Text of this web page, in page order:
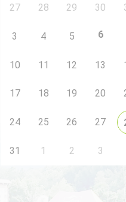
27 28 29 30
3 4 5 6
10 11 12 13
17 18 19 20
24 25 26 27
31 1 2 3